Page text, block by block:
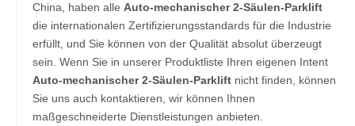
China, haben alle Auto-mechanischer 2-Säulen-Parklift
die internationalen Zertifizierungsstandards für die Industrie
erfüllt, und Sie können von der Qualität absolut überzeugt
sein. Wenn Sie in unserer Produktliste Ihren eigenen Intent
Auto-mechanischer 2-Säulen-Parklift nicht finden, können
Sie uns auch kontaktieren, wir können Ihnen
maßgeschneiderte Dienstleistungen anbieten.